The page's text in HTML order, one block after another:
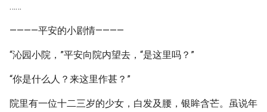
……
————平安的小剧情————
“沁园小院，”平安向院内望去，“是这里吗？”
“你是什么人？来这里作甚？”
院里有一位十二三岁的少女，白发及腰，银眸含芒。虽说年